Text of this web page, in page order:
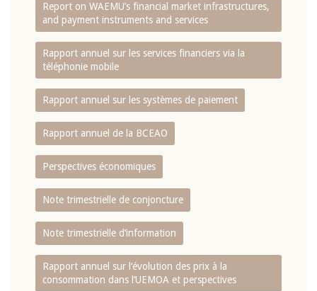
Report on WAEMU’s financial market infrastructures,
and payment instruments and services
Rapport annuel sur les services financiers via la
téléphonie mobile
Rapport annuel sur les systèmes de paiement
Rapport annuel de la BCEAO
Perspectives économiques
Note trimestrielle de conjoncture
Note trimestrielle d‘information
Rapport annuel sur l‘évolution des prix à la
consommation dans l‘UEMOA et perspectives